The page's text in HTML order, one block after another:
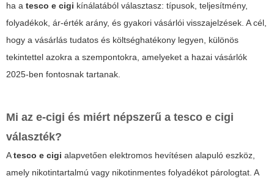
ha a tesco e cigi kínálatából választasz: típusok, teljesítmény,
folyadékok, ár-érték arány, és gyakori vásárlói visszajelzések. A cél,
hogy a vásárlás tudatos és költséghatékony legyen, különös
tekintettel azokra a szempontokra, amelyeket a hazai vásárlók
2025-ben fontosnak tartanak.
Mi az e-cigi és miért népszerű a tesco e cigi
választék?
Atesco e cigi alapvetően elektromos hevítésen alapuló eszköz,
amely nikotintartalmú vagy nikotinmentes folyadékot párologtat. A